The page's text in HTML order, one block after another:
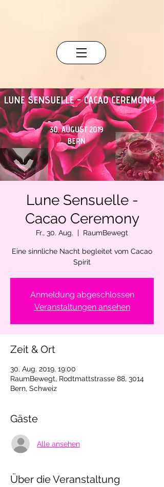
Lune Sensuelle -
Cacao Ceremony
Fr., 30. Aug.
  |
RaumBewegt
Eine sinnliche Nacht begleitet vom Cacao
Spirit
Anmeldung abgeschlossen
Veranstaltungen ansehen
Zeit & Ort
30. Aug. 2019, 19:00
RaumBewegt, Rodtmattstrasse 88, 3014
Bern, Schweiz
Gäste
Alle ansehen
Über die Veranstaltung